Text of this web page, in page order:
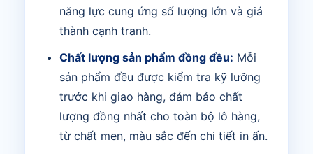
năng lực cung ứng số lượng lớn và giá
thành cạnh tranh.
Chất lượng sản phẩm đồng đều: Mỗi
sản phẩm đều được kiểm tra kỹ lưỡng
trước khi giao hàng, đảm bảo chất
lượng đồng nhất cho toàn bộ lô hàng,
từ chất men, màu sắc đến chi tiết in ấn.